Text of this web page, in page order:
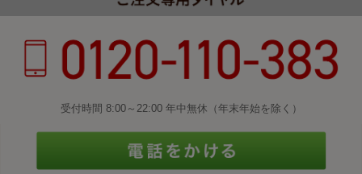
受付時間 8:00～22:00 年中無休（年末年始を除く）